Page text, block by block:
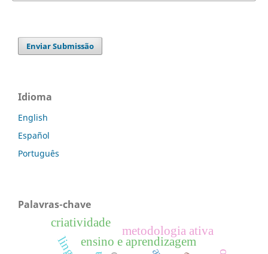
Enviar Submissão
Idioma
English
Español
Português
Palavras-chave
ensino e aprendizagem
metodologia ativa
criatividade